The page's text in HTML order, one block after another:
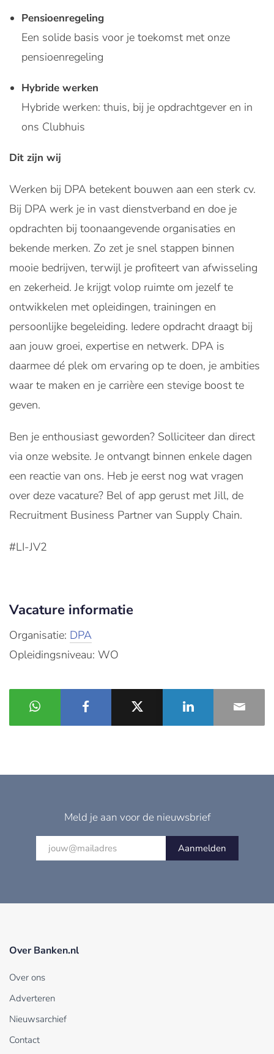
Pensioenregeling
Een solide basis voor je toekomst met onze
pensioenregeling
Hybride werken
Hybride werken: thuis, bij je opdrachtgever en in
ons Clubhuis
Dit zijn wij
Werken bij DPA betekent bouwen aan een sterk cv.
Bij DPA werk je in vast dienstverband en doe je
opdrachten bij toonaangevende organisaties en
bekende merken. Zo zet je snel stappen binnen
mooie bedrijven, terwijl je profiteert van afwisseling
en zekerheid. Je krijgt volop ruimte om jezelf te
ontwikkelen met opleidingen, trainingen en
persoonlijke begeleiding. Iedere opdracht draagt bij
aan jouw groei, expertise en netwerk. DPA is
daarmee dé plek om ervaring op te doen, je ambities
waar te maken en je carrière een stevige boost te
geven.
Ben je enthousiast geworden? Solliciteer dan direct
via onze website. Je ontvangt binnen enkele dagen
een reactie van ons. Heb je eerst nog wat vragen
over deze vacature? Bel of app gerust met Jill, de
Recruitment Business Partner van Supply Chain.
#LI-JV2
Vacature informatie
Organisatie: DPA
Opleidingsniveau: WO
Meld je aan voor de nieuwsbrief
Aanmelden
Over Banken.nl
Over ons
Adverteren
Nieuwsarchief
Contact